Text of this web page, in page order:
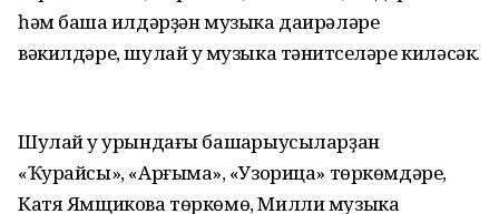
һәм башҡа илдәрҙән музыка даирәләре
вәкилдәре, шулай уҡ музыка тәнҡитселәре киләсәк.
Шулай уҡ урындағы башҡарыусыларҙан
«Ҡурайсы», «Арғымаҡ», «Узорица» төркөмдәре,
Катя Ямщикова төркөмө, Милли музыка